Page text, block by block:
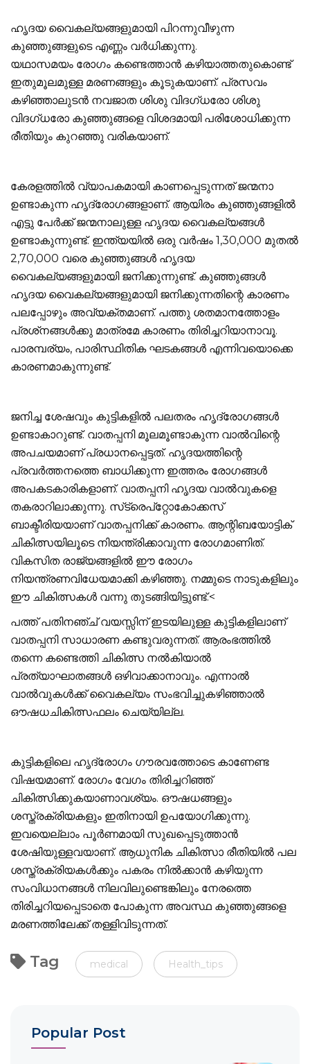
ഹൃദയ വൈകല്യങ്ങളുമായി പിറന്നുവീഴുന്ന
കുഞ്ഞുങ്ങളുടെ എണ്ണം വര്‍ധിക്കുന്നു.
യഥാസമയം രോഗം കണ്ടെത്താന്‍ കഴിയാത്തതുകൊണ്ട്
ഇതുമൂലമുള്ള മരണങ്ങളും കൂടുകയാണ്. പ്രസവം
കഴിഞ്ഞാലുടന്‍ നവജാത ശിശു വിദഗ്ധരോ ശിശു
വിദഗ്ധരോ കുഞ്ഞുങ്ങളെ വിശദമായി പരിശോധിക്കുന്ന
രീതിയും കുറഞ്ഞു വരികയാണ്.
കേരളത്തില്‍ വ്യാപകമായി കാണപ്പെടുന്നത് ജന്മനാ
ഉണ്ടാകുന്ന ഹൃദ്രോഗങ്ങളാണ്. ആയിരം കുഞ്ഞുങ്ങളില്‍
എട്ടു പേര്‍ക്ക് ജന്മനാലുള്ള ഹൃദയ വൈകല്യങ്ങള്‍
ഉണ്ടാകുന്നുണ്ട്. ഇന്ത്യയില്‍ ഒരു വര്‍ഷം 1,30,000 മുതല്‍
2,70,000 വരെ കുഞ്ഞുങ്ങള്‍ ഹൃദയ
വൈകല്യങ്ങളുമായി ജനിക്കുന്നുണ്ട്. കുഞ്ഞുങ്ങള്‍
ഹൃദയ വൈകല്യങ്ങളുമായി ജനിക്കുന്നതിന്റെ കാരണം
പലപ്പോഴും അവ്യക്തമാണ്. പത്തു ശതമാനത്തോളം
പ്രശ്‌നങ്ങള്‍ക്കു മാത്രമേ കാരണം തിരിച്ചറിയാനാവൂ.
പാരമ്പര്യം, പാരിസ്ഥിതിക ഘടകങ്ങള്‍ എന്നിവയൊക്കെ
കാരണമാകുന്നുണ്ട്.
ജനിച്ച ശേഷവും കുട്ടികളില്‍ പലതരം ഹൃദ്രോഗങ്ങള്‍
ഉണ്ടാകാറുണ്ട്. വാതപ്പനി മൂലമൂണ്ടാകുന്ന വാല്‍വിന്റെ
അപചയമാണ് പ്രധാനപ്പെട്ടത്. ഹൃദയത്തിന്റെ
പ്രവര്‍ത്തനത്തെ ബാധിക്കുന്ന ഇത്തരം രോഗങ്ങള്‍
അപകടകാരികളാണ്. വാതപ്പനി ഹൃദയ വാല്‍വുകളെ
തകരാറിലാക്കുന്നു. സ്‌ട്രെപ്‌റ്റോകോക്കസ്
ബാക്ടീരിയയാണ് വാതപ്പനിക്ക് കാരണം. ആന്റിബയോട്ടിക്
ചികിത്സയിലൂടെ നിയന്ത്രിക്കാവുന്ന രോഗമാണിത്.
വികസിത രാജ്യങ്ങളില്‍ ഈ രോഗം
നിയന്ത്രണവിധേയമാക്കി കഴിഞ്ഞു. നമ്മുടെ നാടുകളിലും
ഈ ചികിത്സകള്‍ വന്നു തുടങ്ങിയിട്ടുണ്ട്.<
പത്ത് പതിനഞ്ച് വയസ്സിന് ഇടയിലുള്ള കുട്ടികളിലാണ്
വാതപ്പനി സാധാരണ കണ്ടുവരുന്നത്. ആരംഭത്തില്‍
തന്നെ കണ്ടെത്തി ചികിത്സ നല്‍കിയാല്‍
പ്രത്യാഘാതങ്ങള്‍ ഒഴിവാക്കാനാവും. എന്നാല്‍
വാല്‍വുകള്‍ക്ക് വൈകല്യം സംഭവിച്ചുകഴിഞ്ഞാല്‍
ഔഷധചികിത്സഫലം ചെയ്യില്ല.
കുട്ടികളിലെ ഹൃദ്രോഗം ഗൗരവത്തോടെ കാണേണ്ട
വിഷയമാണ്. രോഗം വേഗം തിരിച്ചറിഞ്ഞ്
ചികിത്സിക്കുകയാണാവശ്യം. ഔഷധങ്ങളും
ശസ്ത്രക്രിയകളും ഇതിനായി ഉപയോഗിക്കുന്നു.
ഇവയെല്ലാം പൂര്‍ണമായി സുഖപ്പെടുത്താന്‍
ശേഷിയുള്ളവയാണ്. ആധുനിക ചികിത്സാ രീതിയില്‍ പല
ശസ്ത്രക്രിയകള്‍ക്കും പകരം നില്‍ക്കാന്‍ കഴിയുന്ന
സംവിധാനങ്ങള്‍ നിലവിലുണ്ടെങ്കിലും നേരത്തെ
തിരിച്ചറിയപ്പെടാതെ പോകുന്ന അവസ്ഥ കുഞ്ഞുങ്ങളെ
മരണത്തിലേക്ക് തള്ളിവിടുന്നത്.
Tag medical Health_tips
Popular Post